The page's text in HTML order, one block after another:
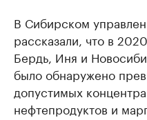
В Сибирском
рассказали, что в
Бердь, Иня и
было обнаружено
допустимых
нефтепродуктов и